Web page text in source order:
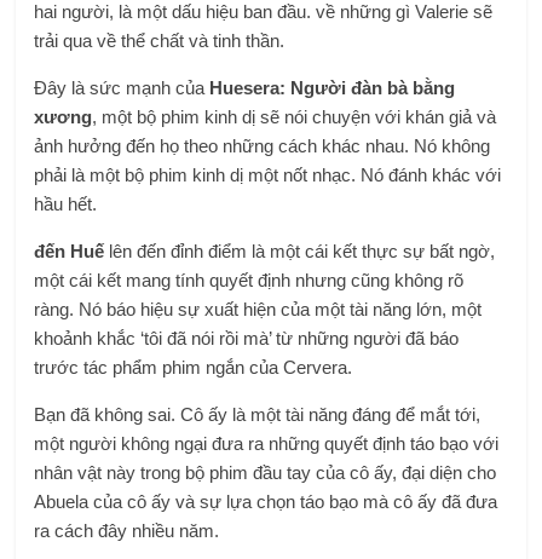
hai người, là một dấu hiệu ban đầu. về những gì Valerie sẽ
trải qua về thể chất và tinh thần.
Đây là sức mạnh của Huesera: Người đàn bà bằng
xương, một bộ phim kinh dị sẽ nói chuyện với khán giả và
ảnh hưởng đến họ theo những cách khác nhau. Nó không
phải là một bộ phim kinh dị một nốt nhạc. Nó đánh khác với
hầu hết.
đến Huế lên đến đỉnh điểm là một cái kết thực sự bất ngờ,
một cái kết mang tính quyết định nhưng cũng không rõ
ràng. Nó báo hiệu sự xuất hiện của một tài năng lớn, một
khoảnh khắc ‘tôi đã nói rồi mà’ từ những người đã báo
trước tác phẩm phim ngắn của Cervera.
Bạn đã không sai. Cô ấy là một tài năng đáng để mắt tới,
một người không ngại đưa ra những quyết định táo bạo với
nhân vật này trong bộ phim đầu tay của cô ấy, đại diện cho
Abuela của cô ấy và sự lựa chọn táo bạo mà cô ấy đã đưa
ra cách đây nhiều năm.